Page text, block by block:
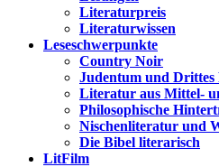
Literaturpreis
Literaturwissen
Leseschwerpunkte
Country Noir
Judentum und Drittes
Literatur aus Mittel-
Philosophische
Nischenliteratur und
Die Bibel literarisch
LitFilm